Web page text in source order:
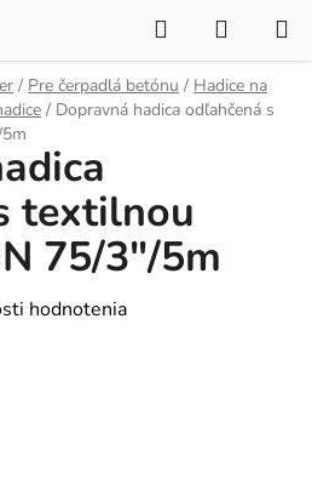
Hľadať
KOŠÍK
/ Pre čerpadlá betónu / Hadice na
/ Dopravná hadica odľahčená s
textilnou
75/3"/5m
hodnotenia